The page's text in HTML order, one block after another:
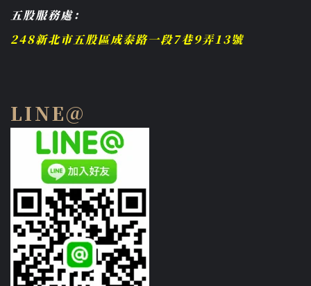
五股服務處：
248新北市五股區成泰路一段7巷9弄13號
LINE@